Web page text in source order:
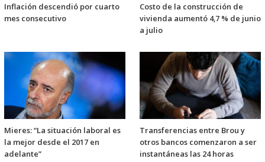
Inflación descendió por cuarto
mes consecutivo
Costo de la construcción de
vivienda aumentó 4,7 % de junio
a julio
Mieres: “La situación laboral es
la mejor desde el 2017 en
adelante”
Transferencias entre Brou y
otros bancos comenzaron a ser
instantáneas las 24 horas